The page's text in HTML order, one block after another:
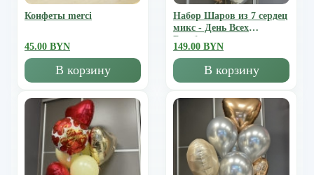
Конфеты merci
45.00 BYN
В корзину
Набор Шаров из 7 сердец
микс - День Всех
Влюбленных
149.00 BYN
В корзину